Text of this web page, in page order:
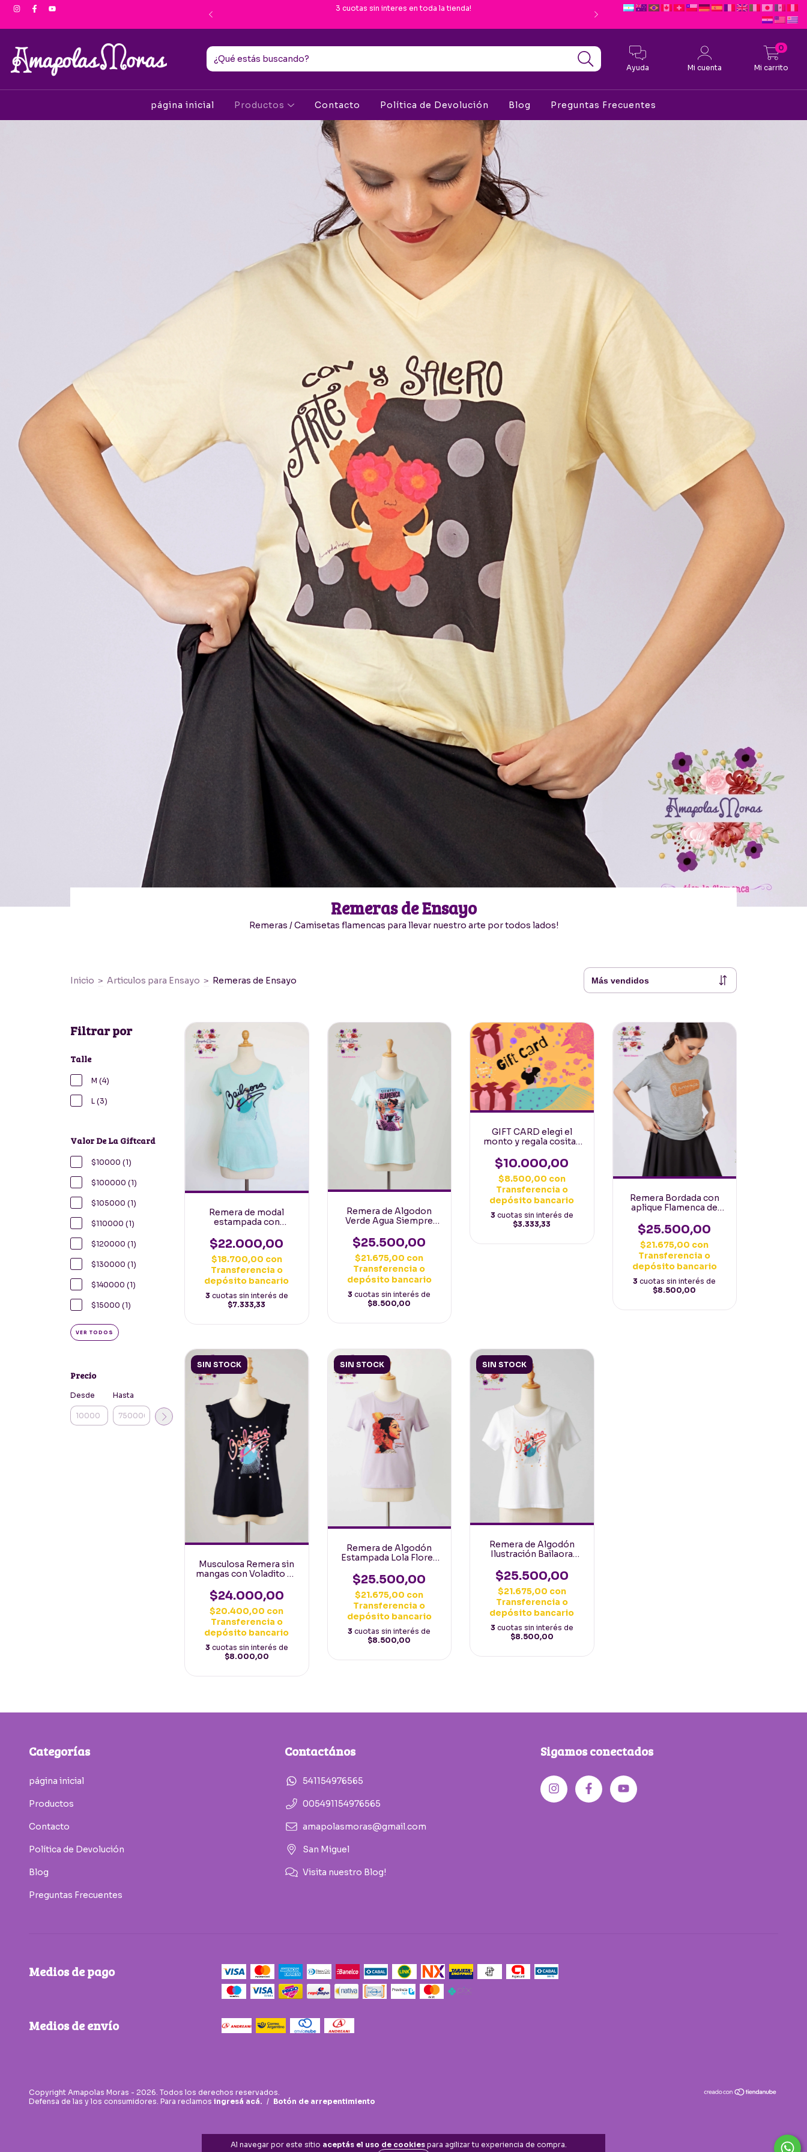
por Transferencia 3 cuotas sin interes en toda la tienda! Envio Gratis desde
Ayuda Mi cuenta Mi carrito
0
página inicial Productos Contacto Política de Devolución Blog Preguntas Frecuentes
Al navegar por este sitio aceptás el uso de cookies para agilizar tu experiencia de compra.
Remeras de Ensayo
Remeras / Camisetas flamencas para llevar nuestro arte por todos lados!
Inicio > Articulos para Ensayo > Remeras de Ensayo
Filtrar por
Talle
M (4)
L (3)
Valor De La Giftcard
$10000 (1)
$100000 (1)
$105000 (1)
$110000 (1)
$120000 (1)
$130000 (1)
$140000 (1)
$15000 (1)
VER TODOS
Precio
Desde Hasta
Remera de modal
estampada con
Verde Agua
$22.000,00
$18.700,00 con
Transferencia o
depósito bancario
3 cuotas sin interés de
$7.333,33
Remera de Algodon
Verde Agua Siempre
$25.500,00
$21.675,00 con
Transferencia o
depósito bancario
3 cuotas sin interés de
$8.500,00
GIFT CARD elegi el
monto y regala cositas
$10.000,00
$8.500,00 con
Transferencia o
depósito bancario
3 cuotas sin interés de
$3.333,33
Remera Bordada con
aplique Flamenca de
talle M
$25.500,00
$21.675,00 con
Transferencia o
depósito bancario
3 cuotas sin interés de
$8.500,00
SIN STOCK
Musculosa Remera sin
mangas con Voladito de
Bailaora talle M
$24.000,00
$20.400,00 con
Transferencia o
depósito bancario
3 cuotas sin interés de
$8.000,00
SIN STOCK
Remera de Algodón
Estampada Lola Flores
$25.500,00
$21.675,00 con
Transferencia o
depósito bancario
3 cuotas sin interés de
$8.500,00
SIN STOCK
Remera de Algodón
Ilustración Bailaora
$25.500,00
$21.675,00 con
Transferencia o
depósito bancario
3 cuotas sin interés de
$8.500,00
Categorías
página inicial
Productos
Contacto
Política de Devolución
Blog
Preguntas Frecuentes
Contactános
541154976565
005491154976565
amapolasmoras@gmail.com
San Miguel
Visita nuestro Blog!
Sigamos conectados
Medios de pago
Medios de envío
Copyright Amapolas Moras - 2026. Todos los derechos reservados.
Defensa de las y los consumidores. Para reclamos ingresá acá. / Botón de arrepentimiento